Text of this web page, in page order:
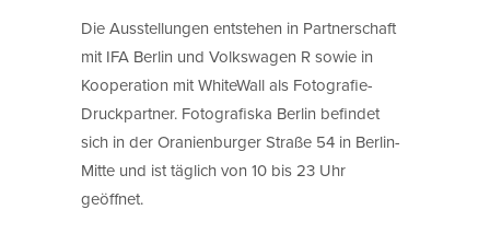
Die Ausstellungen entstehen in Partnerschaft
mit IFA Berlin und Volkswagen R sowie in
Kooperation mit WhiteWall als Fotografie-
Druckpartner. Fotografiska Berlin befindet
sich in der Oranienburger Straße 54 in Berlin-
Mitte und ist täglich von 10 bis 23 Uhr
geöffnet.